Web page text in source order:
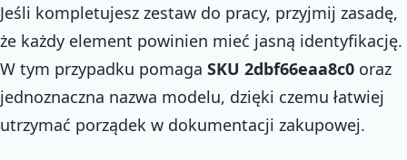
Jeśli kompletujesz zestaw do pracy, przyjmij zasadę,
że każdy element powinien mieć jasną identyfikację.
W tym przypadku pomaga SKU 2dbf66eaa8c0 oraz
jednoznaczna nazwa modelu, dzięki czemu łatwiej
utrzymać porządek w dokumentacji zakupowej.